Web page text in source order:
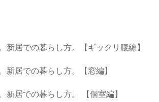
新居での暮らし方。【ギックリ腰編】
新居での暮らし方。【窓編】
新居での暮らし方。 【個室編】